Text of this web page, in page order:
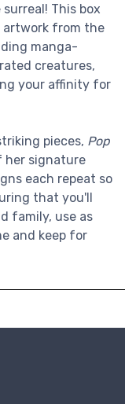
This box
artwork from the
manga-
creatures,
your affinity for
pieces, Pop
signature
each repeat so
that you'll
family, use as
and keep for